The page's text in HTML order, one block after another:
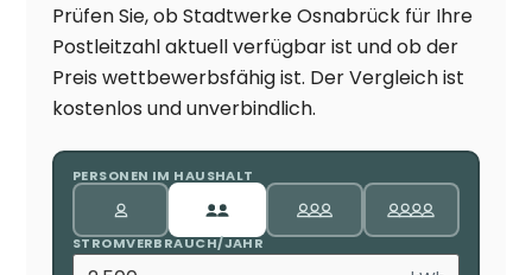
Prüfen Sie, ob Stadtwerke Osnabrück für Ihre
Postleitzahl aktuell verfügbar ist und ob der
Preis wettbewerbsfähig ist. Der Vergleich ist
kostenlos und unverbindlich.
PERSONEN IM HAUSHALT
STROMVERBRAUCH/JAHR